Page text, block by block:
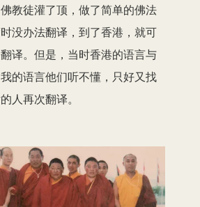
教徒灌了顶，做了简单的佛法
没办法翻译，到了香港，就可
译。但是，当时香港的语言与
的语言他们听不懂，只好又找
人再次翻译。